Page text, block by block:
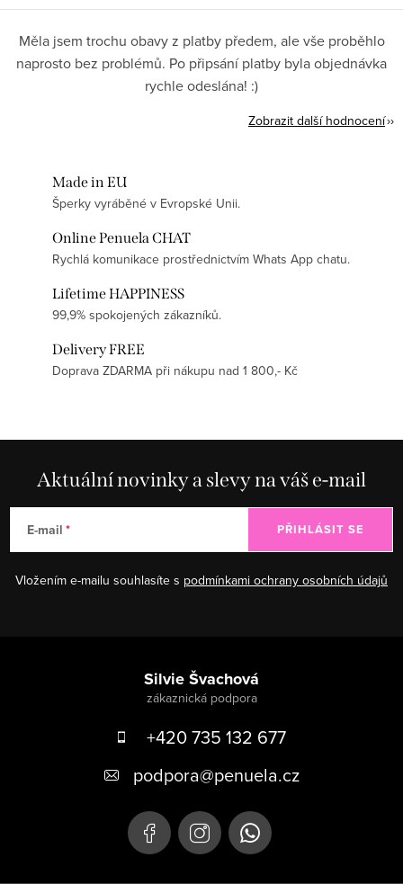
Měla jsem trochu obavy z platby předem, ale vše proběhlo
naprosto bez problémů. Po připsání platby byla objednávka
rychle odeslána! :)
Zobrazit další hodnocení
Made in EU
Šperky vyráběné v Evropské Unii.
Online Penuela CHAT
Rychlá komunikace prostřednictvím Whats App chatu.
Lifetime HAPPINESS
99,9% spokojených zákazníků.
Delivery FREE
Doprava ZDARMA při nákupu nad 1 800,- Kč
Aktuální novinky a slevy na váš e-mail
E-mail
Vložením e-mailu souhlasíte s podmínkami ochrany osobních údajů
PŘIHLÁSIT SE
Silvie Švachová
+420 735 132 677
podpora@penuela.cz